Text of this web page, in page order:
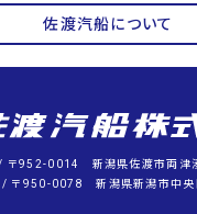
佐渡汽船について
〒952-0014 新潟県佐渡市両津
/ 〒950-0078 新潟県新潟市中央